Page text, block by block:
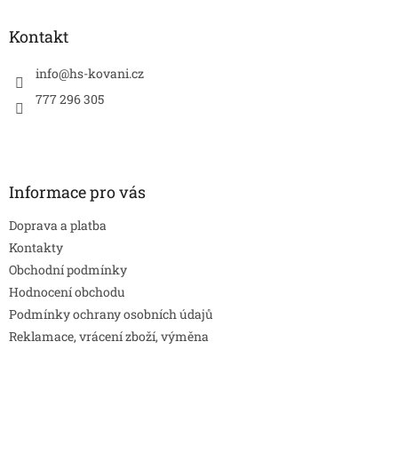
Kontakt
info@hs-kovani.cz
777 296 305
Informace pro vás
Doprava a platba
Kontakty
Obchodní podmínky
Hodnocení obchodu
Podmínky ochrany osobních údajů
Reklamace, vrácení zboží, výměna